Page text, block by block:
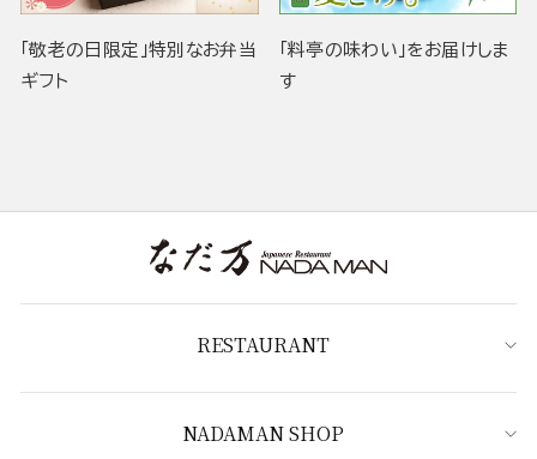
「敬老の日限定」特別なお弁当
ギフト
「料亭の味わい」をお届けしま
す
RESTAURANT
NADAMAN SHOP